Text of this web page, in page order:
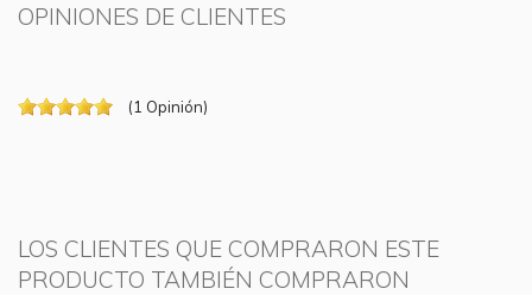
OPINIONES DE CLIENTES
(1 Opinión)
LOS CLIENTES QUE COMPRARON ESTE
PRODUCTO TAMBIÉN COMPRARON